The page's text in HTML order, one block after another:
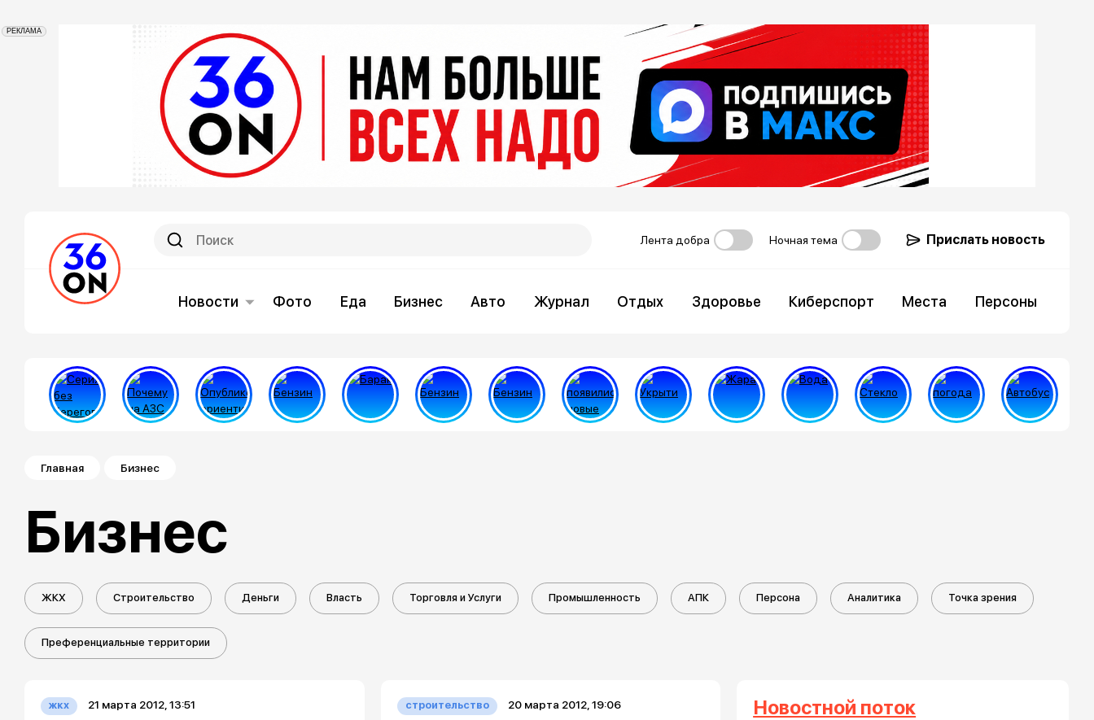
РЕКЛАМА
Лента добра Ночная тема Прислать новость
Новости Фото Еда Бизнес Авто Журнал Отдых Здоровье Киберспорт Места Персоны
Строка навигации
Главная Бизнес
Бизнес
ЖКХ Строительство Деньги Власть Торговля и Услуги Промышленность АПК Персона Аналитика Точка зрения
Преференциальные территории
жкх 21 марта 2012, 13:51 строительство 20 марта 2012, 19:06 Новостной поток